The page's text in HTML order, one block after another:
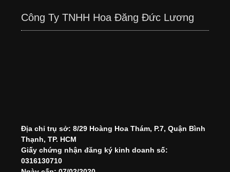
Công Ty TNHH Hoa Đăng Đức Lương
Địa chỉ trụ sở: 8/29 Hoàng Hoa Thám, P.7, Quận Bình
Thạnh, TP. HCM
Giấy chứng nhận đăng ký kinh doanh số:
0316130710